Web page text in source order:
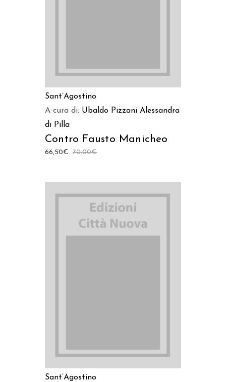
Sant’Agostino
A cura di: Ubaldo Pizzani Alessandra
di Pilla
Contro Fausto Manicheo
70,00€
66,50€
Sant’Agostino